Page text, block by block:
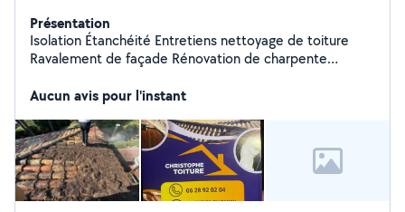
Présentation
Isolation Étanchéité Entretiens nettoyage de toiture
Ravalement de façade Rénovation de charpente
volets Nettoyage de panneaux solaires Nettoyage de
Aucun avis pour l'instant